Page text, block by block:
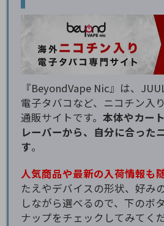
『BeyondVape Nic』は、
電子タバコなど、ニコチン入
通販サイトです。 本体やカー
レーバーから、自分に合った
す。
人気商品や最新の入荷情報も
たえやデバイスの形状、好み
しながら選べるので、下のボ
ナップをチェックしてみてく